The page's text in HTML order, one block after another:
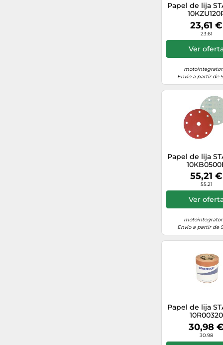
Papel de lija
23,61 €
23.61
Ver
Envío a partir de
Papel de lija
55,21 €
55.21
Ver
Envío a partir de
Papel de lija
10R00320
30,98 €
30.98